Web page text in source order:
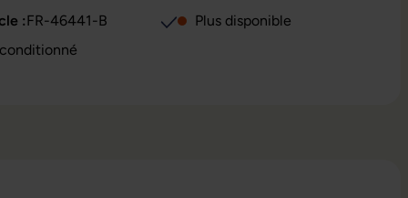
:FR-46441-B
: Reconditionné
Plus disponible